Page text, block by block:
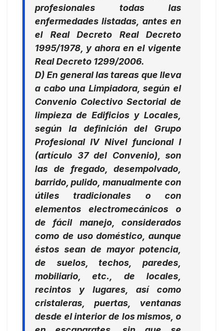
profesionales todas las
enfermedades listadas, antes en
el Real Decreto Real Decreto
1995/1978, y ahora en el vigente
Real Decreto 1299/2006.
D) En general las tareas que lleva
a cabo una Limpiadora, según el
Convenio Colectivo Sectorial de
limpieza de Edificios y Locales,
según la definición del Grupo
Profesional IV Nivel funcional I
(artículo 37 del Convenio), son
las de fregado, desempolvado,
barrido, pulido, manualmente con
útiles tradicionales o con
elementos electromecánicos o
de fácil manejo, considerados
como de uso doméstico, aunque
éstos sean de mayor potencia,
de suelos, techos, paredes,
mobiliario, etc., de locales,
recintos y lugares, así como
cristaleras, puertas, ventanas
desde el interior de los mismos, o